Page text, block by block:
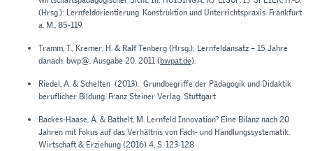
(Hrsg.): Lernfeldorientierung. Konstruktion und Unterrichtspraxis. Frankfurt
a. M., 85-119.
Tramm, T., Kremer, H. & Ralf Tenberg (Hrsg.): Lernfeldansatz – 15 Jahre
danach. bwp@, Ausgabe 20, 2011 (bwpat.de).
Riedel, A. & Schelten (2013). Grundbegriffe der Pädagogik und Didaktik
beruflicher Bildung. Franz Steiner Verlag. Stuttgart
Backes-Haase, A. & Bathelt, M. Lernfeld Innovation? Eine Bilanz nach 20
Jahren mit Fokus auf das Verhältnis von Fach- und Handlungssystematik.
Wirtschaft & Erziehung(2016) 4, S. 123-128